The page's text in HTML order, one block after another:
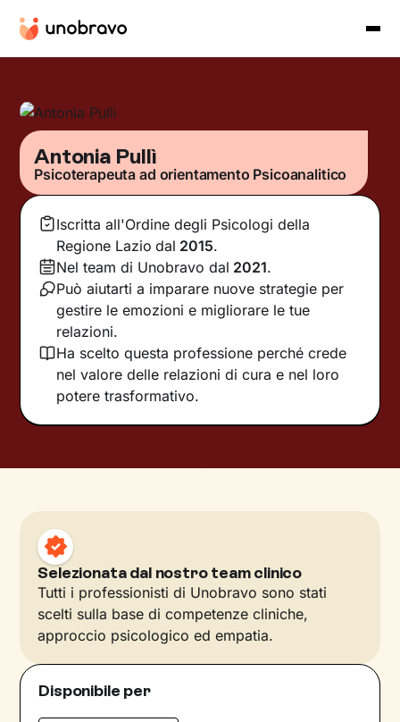
Antonia Pullì
Psicoterapeuta ad orientamento Psicoanalitico
Iscritta all'Ordine degli Psicologi della
Regione Lazio dal 2015.
Nel team di Unobravo dal 2021.
Può aiutarti a imparare nuove strategie per
gestire le emozioni e migliorare le tue
relazioni.
Ha scelto questa professione perché crede
nel valore delle relazioni di cura e nel loro
potere trasformativo.
Selezionata dal nostro team clinico
Tutti i professionisti di Unobravo sono stati
scelti sulla base di competenze cliniche,
approccio psicologico ed empatia.
Disponibile per